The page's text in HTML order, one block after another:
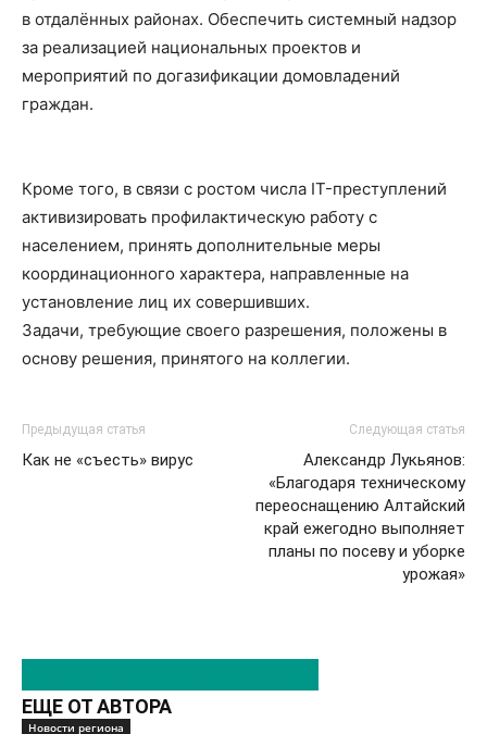
в отдалённых районах. Обеспечить системный надзор
за реализацией национальных проектов и
мероприятий по догазификации домовладений
граждан.
Кроме того, в связи с ростом числа IT-преступлений
активизировать профилактическую работу с
населением, принять дополнительные меры
координационного характера, направленные на
установление лиц их совершивших.
Задачи, требующие своего разрешения, положены в
основу решения, принятого на коллегии.
Предыдущая статья
Как не «съесть» вирус
Следующая статья
Александр Лукьянов:
«Благодаря техническому
переоснащению Алтайский
край ежегодно выполняет
планы по посеву и уборке
урожая»
ЕЩЕ ОТ АВТОРА
Новости региона